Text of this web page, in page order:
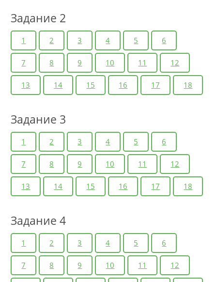
Задание 2
1 2 3 4 5 6
7 8 9 10 11 12
13 14 15 16 17 18
Задание 3
1 2 3 4 5 6
7 8 9 10 11 12
13 14 15 16 17 18
Задание 4
1 2 3 4 5 6
7 8 9 10 11 12